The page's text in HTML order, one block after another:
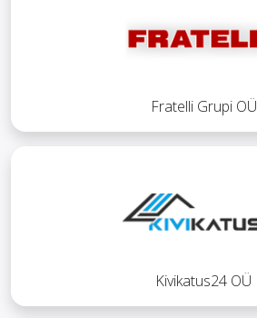
Fratelli Grupi OÜ
Kivikatus24 OÜ